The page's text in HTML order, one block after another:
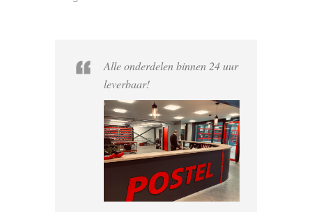
Alle onderdelen binnen 24 uur
leverbaar!